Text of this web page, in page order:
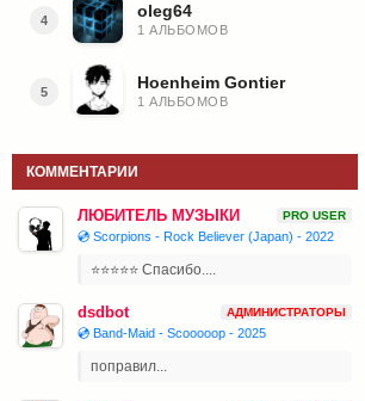
4 oleg64
1 АЛЬБОМОВ
5 Hoenheim Gontier
1 АЛЬБОМОВ
КОММЕНТАРИИ
ЛЮБИТЕЛЬ МУЗЫКИ PRO USER
💿 Scorpions - Rock Believer (Japan) - 2022
⭐⭐⭐⭐⭐ Спасибо....
dsdbot АДМИНИСТРАТОРЫ
💿 Band-Maid - Scooooop - 2025
поправил...